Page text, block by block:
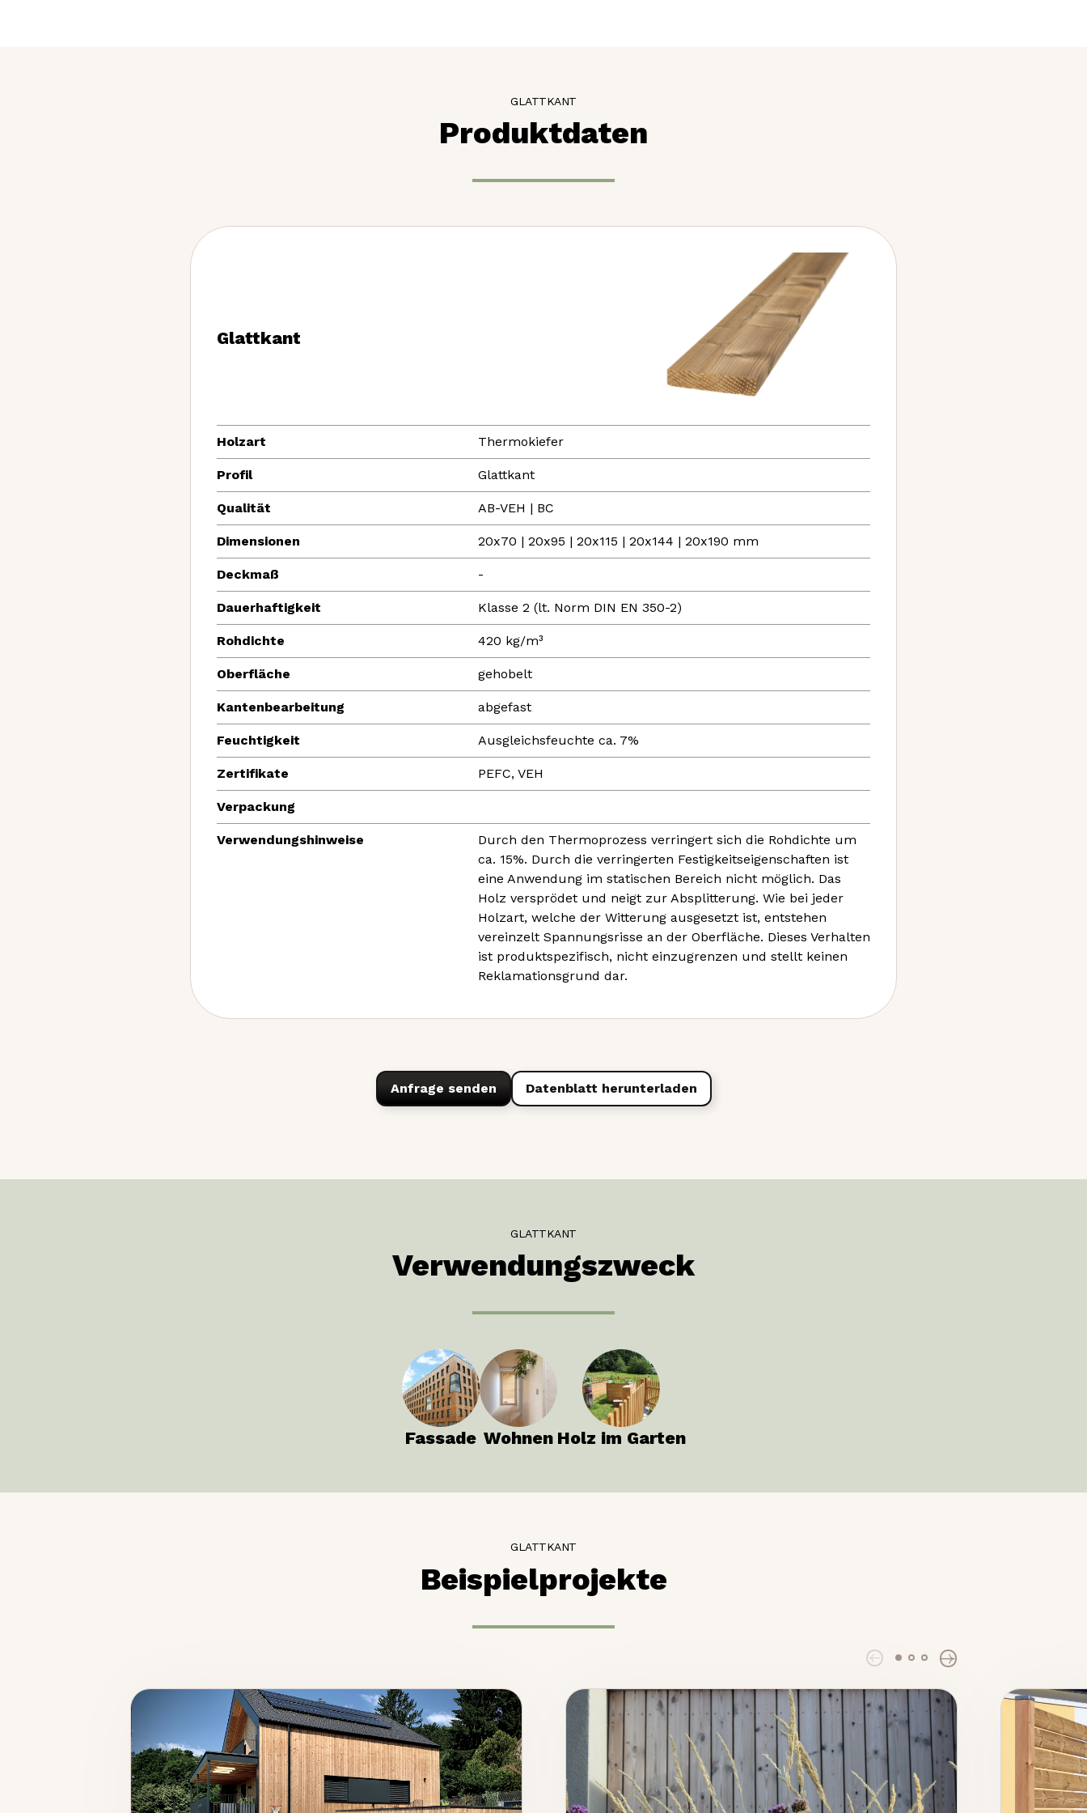
GLATTKANT
Produktdaten
Glattkant
Holzart Thermokiefer
Profil Glattkant
Qualität AB-VEH | BC
Dimensionen 20x70 | 20x95 | 20x115 | 20x144 | 20x190 mm
Deckmaß -
Dauerhaftigkeit Klasse 2 (lt. Norm DIN EN 350-2)
Rohdichte 420 kg/m³
Oberfläche gehobelt
Kantenbearbeitung abgefast
Feuchtigkeit Ausgleichsfeuchte ca. 7%
Zertifikate PEFC, VEH
Verpackung
Verwendungshinweise
Durch den Thermoprozess verringert sich die Rohdichte um
ca. 15%. Durch die verringerten Festigkeitseigenschaften ist
eine Anwendung im statischen Bereich nicht möglich. Das
Holz versprödet und neigt zur Absplitterung. Wie bei jeder
Holzart, welche der Witterung ausgesetzt ist, entstehen
vereinzelt Spannungsrisse an der Oberfläche. Dieses Verhalten
ist produktspezifisch, nicht einzugrenzen und stellt keinen
Reklamationsgrund dar.
Anfrage senden Datenblatt herunterladen
GLATTKANT
Verwendungszweck
Fassade Wohnen Holz im Garten
GLATTKANT
Beispielprojekte